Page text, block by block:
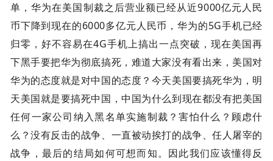
单，华为在美国制裁之后营业额已经从近9000亿元人民
币下降到现在的6000多亿元人民币，华为的5G手机已经
归零，好不容易在4G手机上搞出一点突破，现在美国再
下黑手要把华为彻底搞死，难道大家没有看出来，美国对
华为的态度就是对中国的态度？今天美国要搞死华为，明
天美国就是要搞死中国，中国为什么到现在都没有把美国
任何一家公司纳入黑名单实施制裁？害怕什么？顾虑什
么？没有反击的战争、一直被动挨打的战争、任人屠宰的
战争，最后的结局如何可想而知。因此我们应该懂得反